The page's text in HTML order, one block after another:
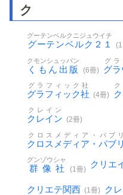
ク
グーテンベルク２１
グーテンベルクニジュウイチ
くもん出版
クモンシュッパン
(6冊) グ
グ
グラフィック社
グラフィック社
(4冊)
クレイン
クレイン
(2冊)
クロスメディア・パブ
クロスメディア・パブ
群像社
グンゾウシャ
(1冊) クリエ
クリエテ関西 (1冊) ク